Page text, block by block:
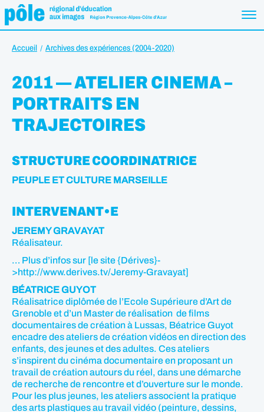
Accueil Archives des expériences (2004-2020)
2011 — ATELIER CINEMA –
PORTRAITS EN
TRAJECTOIRES
STRUCTURE COORDINATRICE
PEUPLE ET CULTURE MARSEILLE
INTERVENANT•E
JEREMY GRAVAYAT
Réalisateur.
… Plus d’infos sur [le site {Dérives}-
>http://www.derives.tv/Jeremy-Gravayat]
BÉATRICE GUYOT
Réalisatrice diplômée de l’Ecole Supérieure d’Art de
Grenoble et d’un Master de réalisation de films
documentaires de création à Lussas, Béatrice Guyot
encadre des ateliers de création vidéos en direction des
enfants, des jeunes et des adultes. Ces ateliers
s’inspirent du cinéma documentaire en proposant un
travail de création autours du réel, dans une démarche
de recherche de rencontre et d’ouverture sur le monde.
Pour les plus jeunes, les ateliers associent la pratique
des arts plastiques au travail vidéo (peinture, dessins,